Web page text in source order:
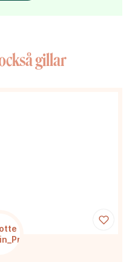
gillar